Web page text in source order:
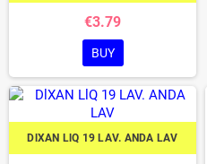
€3.79
BUY
DlXAN LlQ 19 LAV. ANDA LAV